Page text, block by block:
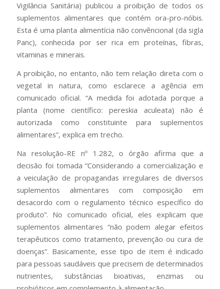
Vigilância Sanitária) publicou a proibição de todos os
suplementos alimentares que contém ora-pro-nóbis.
Esta é uma planta alimentícia não convêncional (da sigla
Panc), conhecida por ser rica em proteínas, fibras,
vitaminas e minerais.
A proibição, no entanto, não tem relação direta com o
vegetal in natura, como esclarece a agência em
comunicado oficial. “A medida foi adotada porque a
planta (nome científico: pereskia aculeata) não é
autorizada como constituinte para suplementos
alimentares”, explica em trecho.
Na resolução-RE nº 1.282, o órgão afirma que a
decisão foi tomada “Considerando a comercialização e
a veiculação de propagandas irregulares de diversos
suplementos alimentares com composição em
desacordo com o regulamento técnico específico do
produto”. No comunicado oficial, eles explicam que
suplementos alimentares “não podem alegar efeitos
terapêuticos como tratamento, prevenção ou cura de
doenças”. Basicamente, esse tipo de item é indicado
para pessoas saudáveis que precisem de determinados
nutrientes, substâncias bioativas, enzimas ou